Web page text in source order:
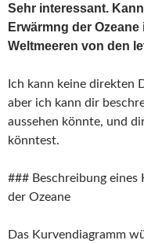
Sehr interessant.
Erwärmng der
Weltmeeren von den
Ich kann keine direkten
aber ich kann dir
aussehen könnte, und
könntest.
### Beschreibung eines
der Ozeane
Das Kurvendiagramm